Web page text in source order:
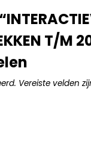
T/M
Vereiste velden